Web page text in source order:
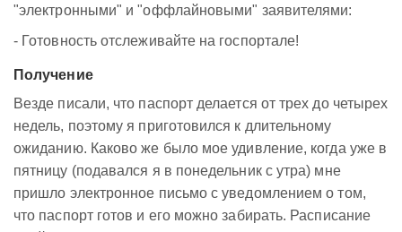
"электронными" и "оффлайновыми" заявителями:
- Готовность отслеживайте на госпортале!
Получение
Везде писали, что паспорт делается от трех до четырех
недель, поэтому я приготовился к длительному
ожиданию. Каково же было мое удивление, когда уже в
пятницу (подавался я в понедельник с утра) мне
пришло электронное письмо с уведомлением о том,
что паспорт готов и его можно забирать. Расписание